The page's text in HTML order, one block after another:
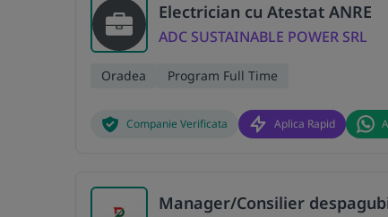
Electrician cu Atestat ANRE
ADC SUSTAINABLE POWER SRL
Oradea Program Full Time
Companie Verificata Aplica Rapid
Manager/Consilier